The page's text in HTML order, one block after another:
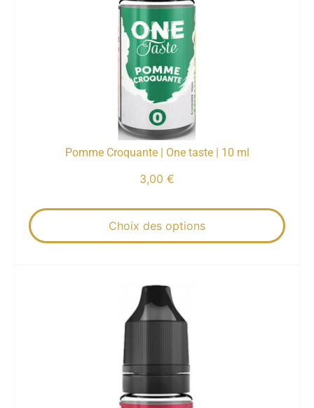
Pomme Croquante | One taste | 10 ml
3,00 €
Choix des options